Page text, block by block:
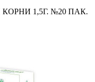
1,5Г. №20 ПАК.